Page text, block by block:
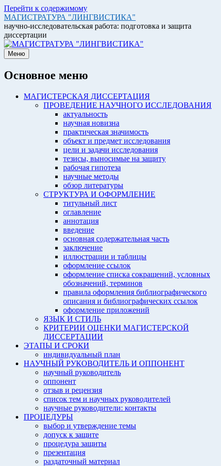
Перейти к содержимому
МАГИСТРАТУРА "ЛИНГВИСТИКА"
научно-исследовательская работа: подготовка и защита
диссертации
Меню
Основное меню
МАГИСТЕРСКАЯ ДИССЕРТАЦИЯ
ПРОВЕДЕНИЕ НАУЧНОГО ИССЛЕДОВАНИЯ
актуальность
научная новизна
практическая значимость
объект и предмет исследования
цели и задачи исследования
тезисы, выносимые на защиту
рабочая гипотеза
научные методы
обзор литературы
СТРУКТУРА И ОФОРМЛЕНИЕ
титульный лист
оглавление
аннотация
введение
основная содержательная часть
заключение
иллюстрации и таблицы
оформление ссылок
оформление списка сокращений, условных
обозначений, терминов
правила оформления библиографического
описания и библиографических ссылок
оформление приложений
ЯЗЫК И СТИЛЬ
КРИТЕРИИ ОЦЕНКИ МАГИСТЕРСКОЙ
ДИССЕРТАЦИИ
ЭТАПЫ И СРОКИ
индивидуальный план
НАУЧНЫЙ РУКОВОДИТЕЛЬ И ОППОНЕНТ
научный руководитель
оппонент
отзыв и рецензия
список тем и научных руководителей
научные руководители: контакты
ПРОЦЕДУРЫ
выбор и утверждение темы
допуск к защите
процедура защиты
презентация
раздаточный материал